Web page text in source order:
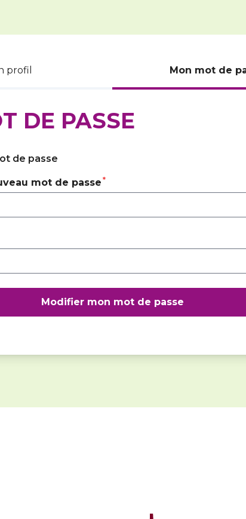
profil Mon mot de
DE PASSE
de passe
mot de passe
Modifier mon mot de passe